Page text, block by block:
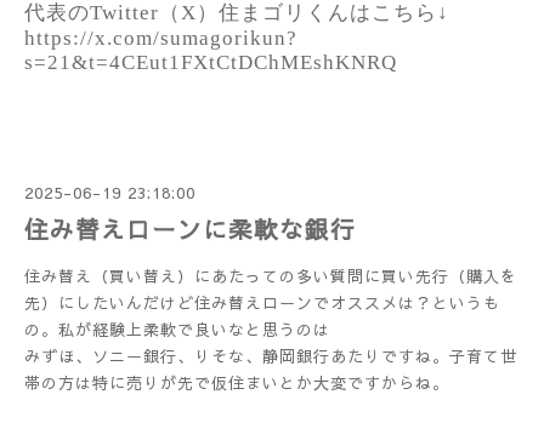
代表のTwitter（X）住まゴリくんはこちら↓
https://x.com/sumagorikun?
s=21&t=4CEut1FXtCtDChMEshKNRQ
2025-06-19 23:18:00
住み替えローンに柔軟な銀行
住み替え（買い替え）にあたっての多い質問に買い先行（購入を
先）にしたいんだけど住み替えローンでオススメは？というも
の。私が経験上柔軟で良いなと思うのは
みずほ、ソニー銀行、りそな、静岡銀行あたりですね。子育て世
帯の方は特に売りが先で仮住まいとか大変ですからね。